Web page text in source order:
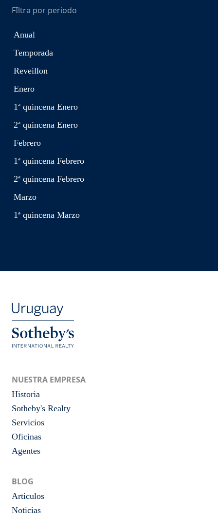
FIltra por periodo
Anual
Temporada
Reveillon
Enero
1ª quincena Enero
2ª quincena Enero
Febrero
1ª quincena Febrero
2ª quincena Febrero
Marzo
1ª quincena Marzo
NUESTRA EMPRESA
Historia
Sotheby's Realty
Servicios
Oficinas
Agentes
BLOG
Articulos
Noticias